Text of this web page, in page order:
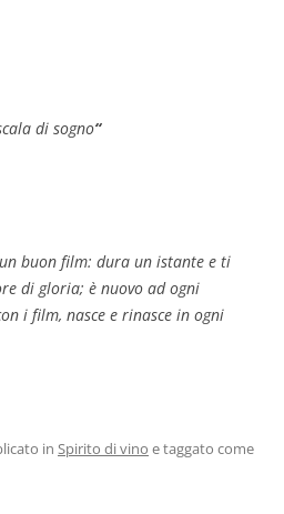
di sogno“
buon film: dura un istante e ti
di gloria; è nuovo ad ogni
i film, nasce e rinasce in ogni
in Spirito di vino e taggato come